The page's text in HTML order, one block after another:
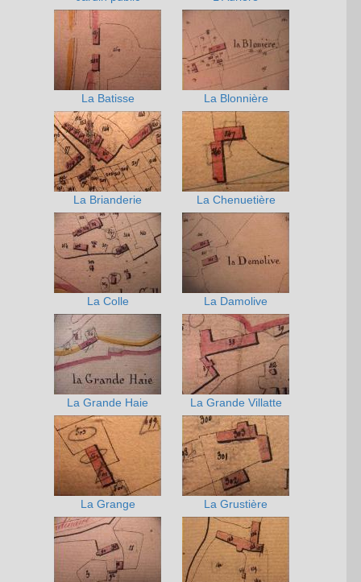
La Batisse La Blonnière
La Brianderie La Chenuetière
La Colle La Damolive
La Grande Haie La Grande Villatte
La Grange La Grustière